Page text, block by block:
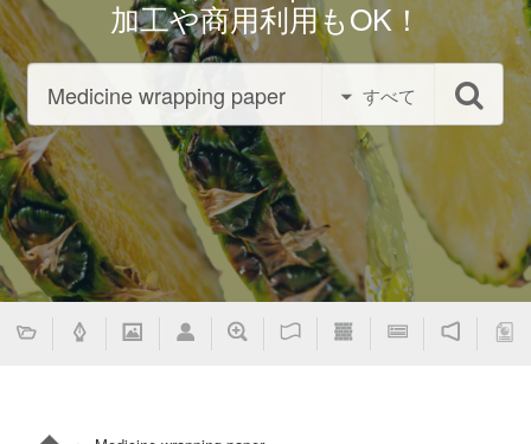
加工や商用利用もOK！
すべて